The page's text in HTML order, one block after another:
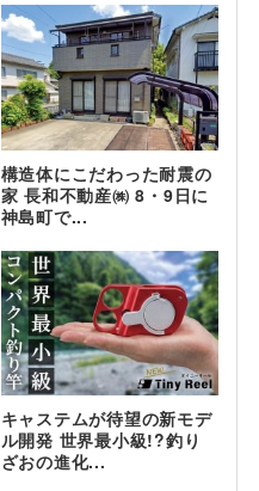
構造体にこだわった耐震の
家 長和不動産㈱ 8・9日に
神島町で...
キャステムが待望の新モデ
ル開発 世界最小級!?釣り
ざおの進化...